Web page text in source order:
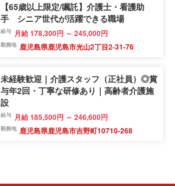
【65歳以上限定/嘱託】介護士・看護助
手 シニア世代が活躍できる職場
給与 月給 178,300円 ～ 245,000円
勤務地 鹿児島県鹿児島市光山2丁目2-31-76
未経験歓迎｜介護スタッフ（正社員）◎賞
与年2回・丁寧な研修あり｜高齢者介護施
設
給与 月給 185,500円 ～ 246,600円
勤務地 鹿児島県鹿児島市吉野町10710-268